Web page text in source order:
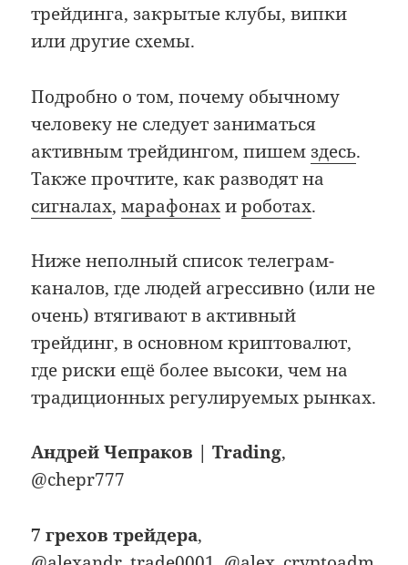
трейдинга, закрытые клубы, випки
или другие схемы.
Подробно о том, почему обычному
человеку не следует заниматься
активным трейдингом, пишемздесь.
Также прочтите, как разводят на
сигналах,марафонахироботах.
Ниже неполный список телеграм-
каналов, где людей агрессивно (или не
очень) втягивают в активный
трейдинг, в основном криптовалют,
где риски ещё более высоки, чем на
традиционных регулируемых рынках.
Андрей Чепраков | Trading,
@chepr777
7 грехов трейдера,